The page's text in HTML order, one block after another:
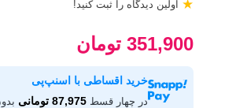
اولین دیدگاه را ثبت کنید! ★
351,900 تومان
خرید اقساطی با اسنپ‌پی
در چهار قسط 87,975 تومانی